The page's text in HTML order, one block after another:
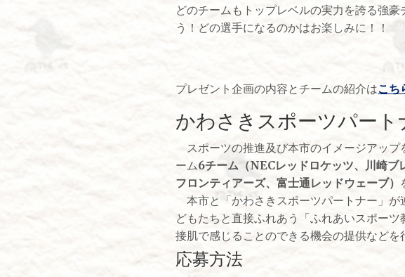
どのチームもトップレベルの実力を誇る強
う！どの選手になるのかはお楽しみに！！
プレゼント企画の内容とチームの紹介はこ
かわさきスポーツパート
スポーツの推進及び本市のイメージアップ
ーム6チーム（NECレッドロケッツ、川崎ブ
フロンティアーズ、富士通レッドウェーブ）
本市と「かわさきスポーツパートナー」が
どもたちと直接ふれあう「ふれあいスポー
接肌で感じることのできる機会の提供などを
応募方法